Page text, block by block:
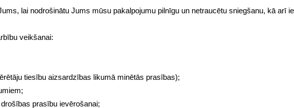
lai nodrošinātu Jums mūsu pakalpojumu pilnīgu un netraucētu sniegšanu, kā arī
veikšanai:
tiesību aizsardzības likumā minētās prasības);
prasību ievērošanai;